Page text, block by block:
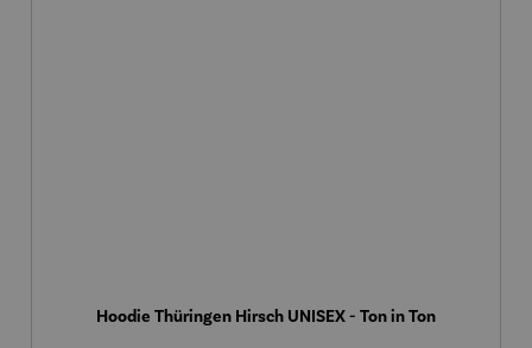
Hoodie Thüringen Hirsch UNISEX - Ton in Ton